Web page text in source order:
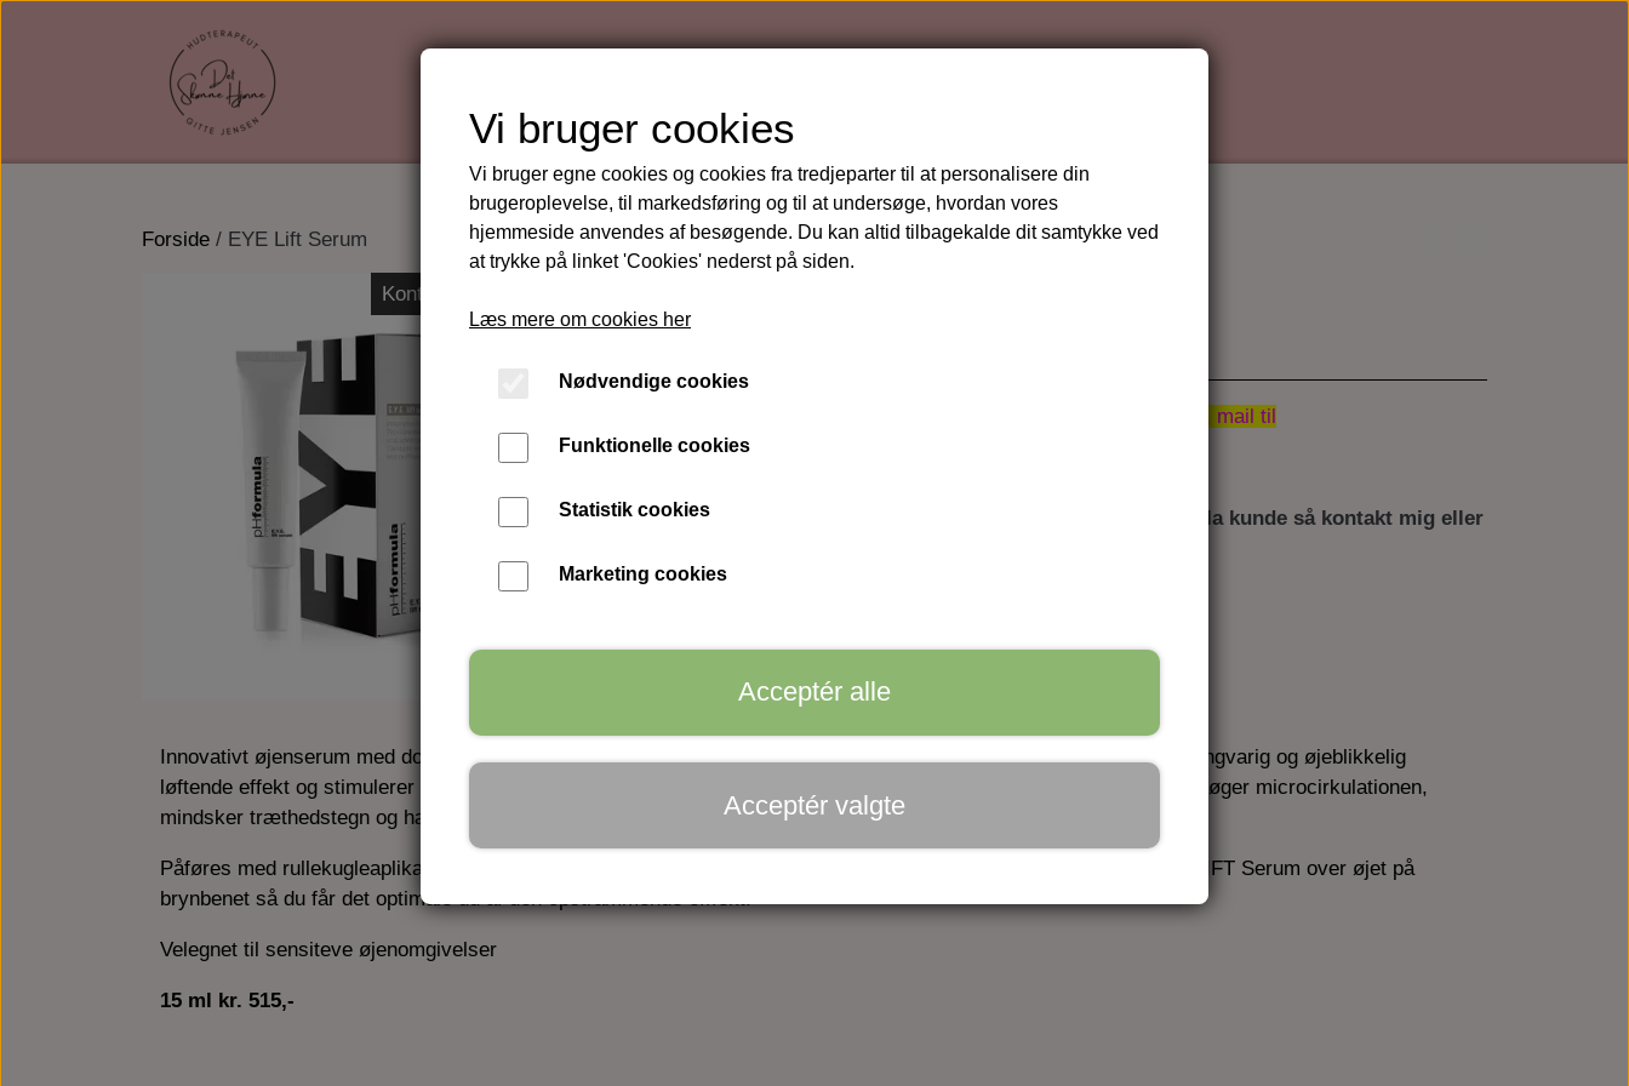
Forside EYE Lift Serum
Kontakt mig for køb EYE Lift Serum
pHformula sælges KUN på klinikken eller ved henvendelse i besked, mail til
info@detskoennehjoerne.dk eller på telefon/SMS 26125720
pHformula produkter kan ikke købes online, men er du pHformula kunde så kontakt mig eller
Innovativt øjenserum med dobbelt løftende kompleks. Prolifting-kompleks og InTensor-ekstrakt der giver en både langvarig og øjeblikkelig
løftende effekt og stimulerer kollagensyntesen. Beroligende Glycine sojafrøekstrakt, koffein mindsker hævelser og øger microcirkulationen,
mindsker træthedstegn og hævelser. Antioxidanter beskytter mod sollys, blåt lys og IR
Påføres med rullekugleaplikatoren, der samtidig giver en kølende og opfriskende effekt. Husk også at påføre EYE LIFT Serum over øjet på
brynbenet så du får det optimale ud af den opstrammende efffekt.
Velegnet til sensiteve øjenomgivelser
15 ml kr. 515,-
Vi bruger cookies
Vi bruger egne cookies og cookies fra tredjeparter til at personalisere din
brugeroplevelse, til markedsføring og til at undersøge, hvordan vores
hjemmeside anvendes af besøgende. Du kan altid tilbagekalde dit samtykke ved
at trykke på linket 'Cookies' nederst på siden.
Læs mere om cookies her
Nødvendige cookies
Funktionelle cookies
Statistik cookies
Marketing cookies
Acceptér alle
Acceptér valgte